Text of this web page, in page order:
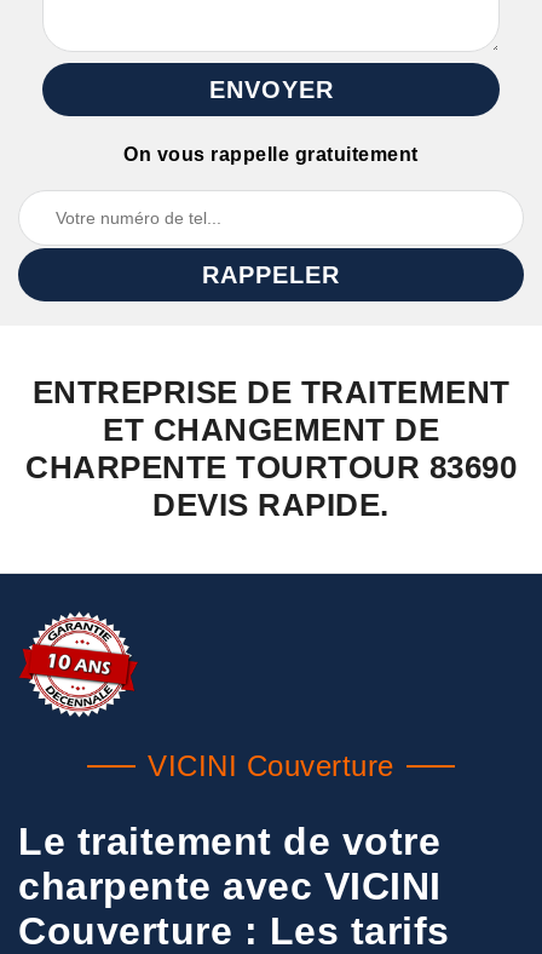
On vous rappelle gratuitement
ENTREPRISE DE TRAITEMENT
ET CHANGEMENT DE
CHARPENTE TOURTOUR 83690
DEVIS RAPIDE.
VICINI Couverture
Le traitement de votre
charpente avec VICINI
Couverture : Les tarifs